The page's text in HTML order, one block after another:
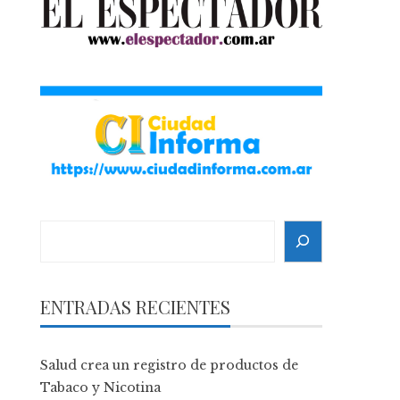
ENTRADAS RECIENTES
Salud crea un registro de productos de
Tabaco y Nicotina